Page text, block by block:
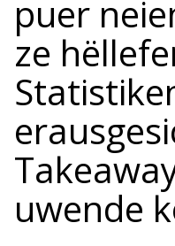
puer
ze
uwende